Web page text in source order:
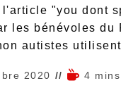
l'article "you dont
les bénévoles du
autistes
2020 4